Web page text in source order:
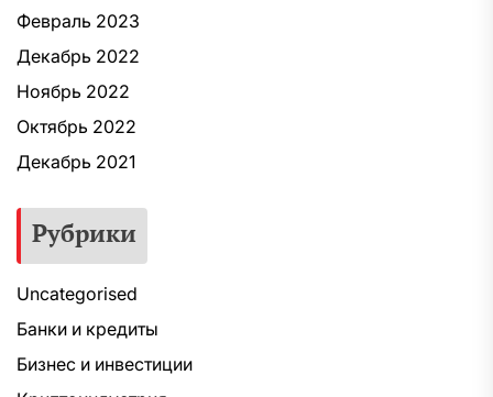
Февраль 2023
Декабрь 2022
Ноябрь 2022
Октябрь 2022
Декабрь 2021
Рубрики
Uncategorised
Банки и кредиты
Бизнес и инвестиции